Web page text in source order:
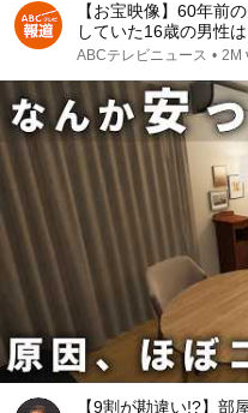
【お宝映像】60年前
していた16歳の男性
関西いまむかし】
ABCテレビニュース • 2M
【9割が勘違い!?】部